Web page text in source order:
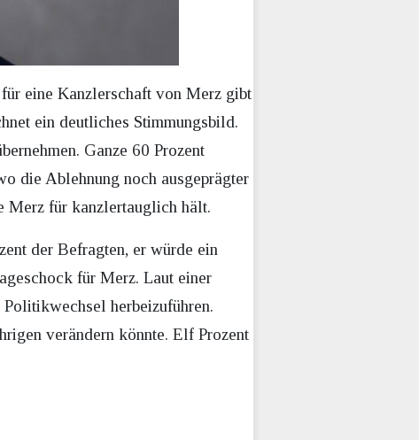
eine Kanzlerschaft von Merz gibt
ein deutliches Stimmungsbild.
Ganze 60 Prozent
die Ablehnung noch ausgeprägter
Merz für kanzlertauglich hält.
der Befragten, er würde ein
für Merz. Laut einer
herbeizuführen.
verändern könnte. Elf Prozent